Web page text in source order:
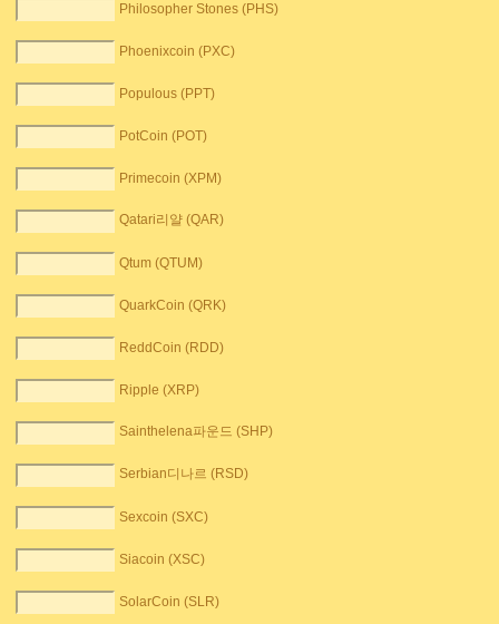
Philosopher Stones (PHS)
Phoenixcoin (PXC)
Populous (PPT)
PotCoin (POT)
Primecoin (XPM)
Qatari리얄 (QAR)
Qtum (QTUM)
QuarkCoin (QRK)
ReddCoin (RDD)
Ripple (XRP)
Sainthelena파운드 (SHP)
Serbian디나르 (RSD)
Sexcoin (SXC)
Siacoin (XSC)
SolarCoin (SLR)